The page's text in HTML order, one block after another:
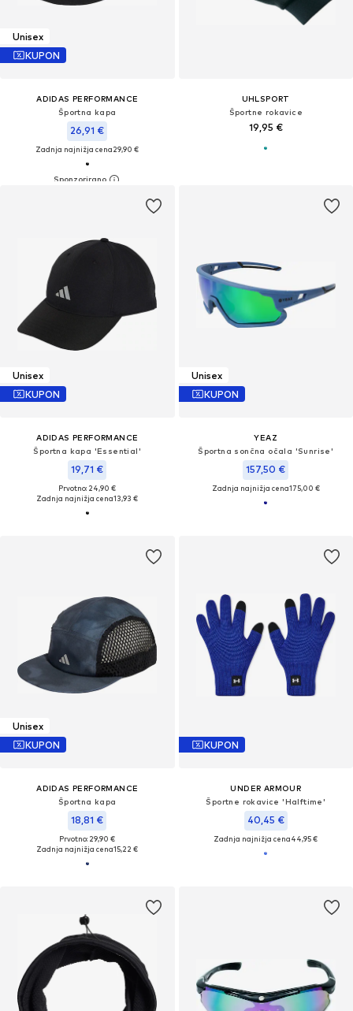
Unisex
KUPON
ADIDAS PERFORMANCE
Športna kapa
26,91 €
Zadnja najnižja cena29,90 €
UHLSPORT
Športne rokavice
19,95 €
Unisex
KUPON
ADIDAS PERFORMANCE
Športna kapa 'Essential'
19,71 €
Prvotno: 24,90 €
Zadnja najnižja cena13,93 €
Unisex
KUPON
YEAZ
Športna sončna očala 'Sunrise'
157,50 €
Zadnja najnižja cena175,00 €
Unisex
KUPON
ADIDAS PERFORMANCE
Športna kapa
18,81 €
Prvotno: 29,90 €
Zadnja najnižja cena15,22 €
KUPON
UNDER ARMOUR
Športne rokavice 'Halftime'
40,45 €
Zadnja najnižja cena44,95 €